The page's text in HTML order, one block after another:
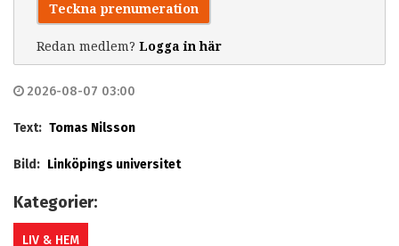
Teckna prenumeration
Redan medlem? Logga in här
2026-08-07 03:00
Text: Tomas Nilsson
Bild: Linköpings universitet
Kategorier:
LIV & HEM